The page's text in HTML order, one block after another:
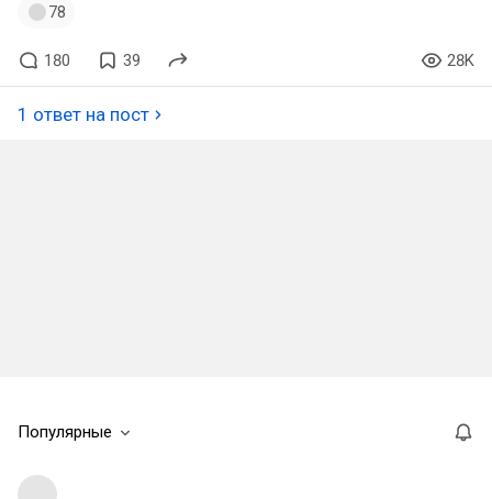
78
180 39 28K
1 ответ на пост
Популярные